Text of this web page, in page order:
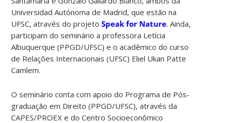
Universidad Autónoma de Madrid, que estão na
UFSC, através do projetoSpeak for Nature. Ainda,
participam do seminário a professora Letícia
Albuquerque (PPGD/UFSC) e o acadêmico do curso
de Relações Internacionais (UFSC) Eliel Ukan Patte
Camlem.
O seminário conta com apoio do Programa de Pós-
graduação em Direito (PPGD/UFSC), através da
CAPES/PROEX e do Centro Socioeconômico